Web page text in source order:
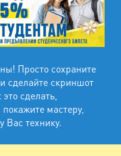
Просто сохраните
сделайте скриншот
сделать,
мастеру,
Вас технику.